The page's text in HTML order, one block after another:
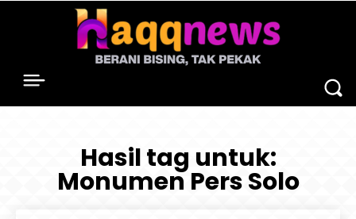
Hasil tag untuk:
Monumen Pers Solo